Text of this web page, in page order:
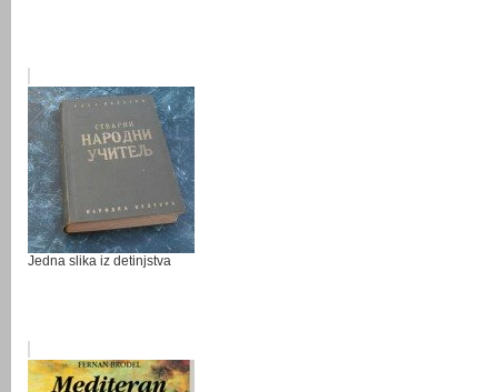
Jedna slika iz detinjstva